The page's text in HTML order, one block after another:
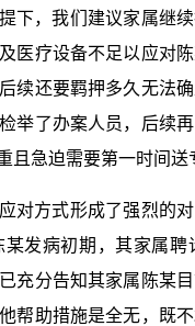
下，我们建议家属继
医疗设备不足以应对
续还要羁押多久无法
举了办案人员，后续
且急迫需要第一时间送
对方式形成了强烈的
发病初期，其家属
充分告知其家属陈某
帮助措施是全无，既